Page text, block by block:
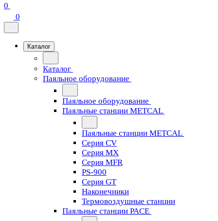
0
0
Каталог
Каталог
Паяльное оборудование
Паяльное оборудование
Паяльные станции METCAL
Паяльные станции METCAL
Серия CV
Серия MX
Серия MFR
PS-900
Серия GT
Наконечники
Термовоздушные станции
Паяльные станции PACE